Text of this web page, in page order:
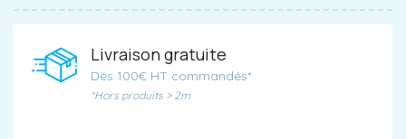
Livraison gratuite
Dès 100€ HT commandés*
*Hors produits > 2m